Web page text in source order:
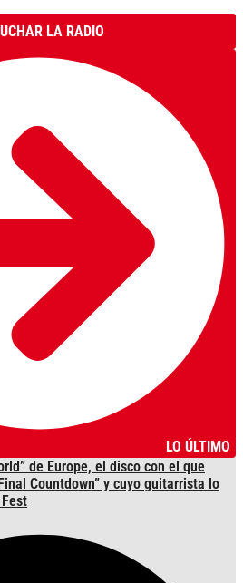
LA RADIO
LO ÚLTIMO
de Europe, el disco con el que
Countdown” y cuyo guitarrista lo